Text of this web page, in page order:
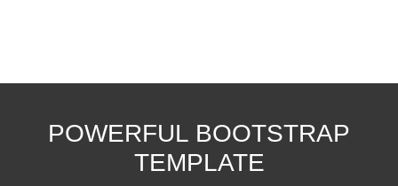
POWERFUL BOOTSTRAP
TEMPLATE